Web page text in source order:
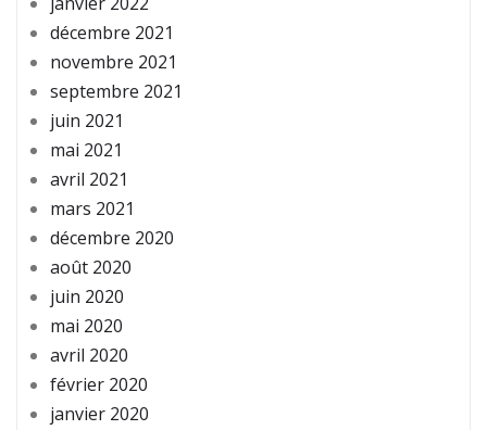
décembre 2021
novembre 2021
septembre 2021
juin 2021
mai 2021
avril 2021
mars 2021
décembre 2020
août 2020
juin 2020
mai 2020
avril 2020
février 2020
janvier 2020